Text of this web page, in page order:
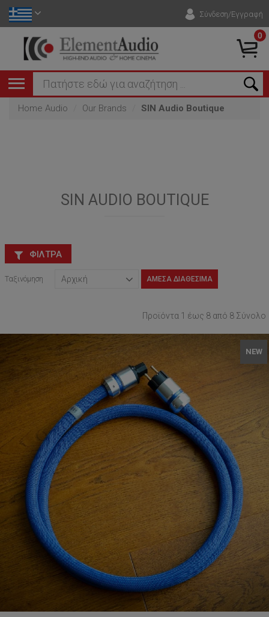
Σύνδεση/Εγγραφή
0
Home Audio Our Brands SIN Audio Boutique
SIN AUDIO BOUTIQUE
ΦΊΛΤΡΑ
Ταξινόμηση ΆΜΕΣΑ ΔΙΑΘΈΣΙΜΑ
Προϊόντα 1 έως 8 από 8 Σύνολο
NEW